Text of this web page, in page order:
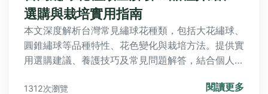
選購與栽培實用指南
本文深度解析台灣常見繡球花種類，包括大花繡球、
圓錐繡球等品種特性、花色變化與栽培方法。提供實
用選購建議、養護技巧及常見問題解答，結合個人種
1312次瀏覽 閱讀更多